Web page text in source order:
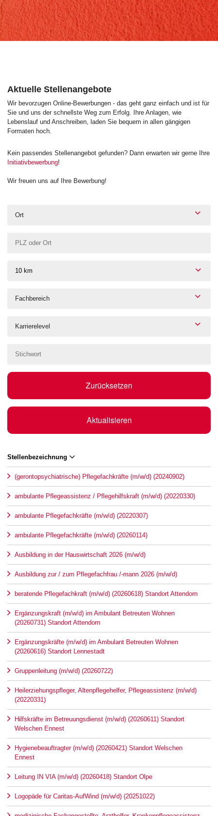
Aktuelle Stellenangebote
Wir bevorzugen Online-Bewerbungen - das geht ganz einfach und ist für
Sie und uns der schnellste Weg zum Erfolg. Ihre Anlagen, wie
Lebenslauf und Anschreiben, laden Sie bequem in allen gängigen
Formaten hoch.
Kein passendes Stellenangebot gefunden? Dann erwarten wir gerne Ihre
Initiativbewerbung!
Wir freuen uns auf Ihre Bewerbung!
Ort
10 km
Fachbereich
Karrierelevel
Zurücksetzen
Aktualisieren
Stellenbezeichnung
(gerontopsychiatrische) Pflegefachkräfte (m/w/d) (20240902)
ambulante Pflegeassistenz / Pflegehilfskraft (m/w/d) (20220330)
ambulante Pflegefachkräfte (m/w/d) (20220307)
ambulante Pflegefachkräfte (m/w/d) (20260114)
Ausbildung in der Hauswirtschaft 2026 (m/w/d)
Ausbildung zur / zum Pflegefachfrau /-mann 2026 (m/w/d)
beratende Pflegefachkraft (m/w/d) (20260618) Standort Attendorn
Ergänzungskraft (m/w/d) im Ambulant Betreuten Wohnen
(20260731) Standort Attendorn
Ergänzungskräfte (m/w/d) im Ambulant Betreuten Wohnen
(20260616) Standort Lennestadt
Gruppenleitung (m/w/d) (20260722)
Heilerziehungspfleger, Altenpflegehelfer, Pflegeassistenz (m/w/d)
(20220331)
Hilfskräfte im Betreuungsdienst (m/w/d) (20260611) Standort
Welschen Ennest
Hygienebeauftragter (m/w/d) (20260421) Standort Welschen
Ennest
Leitung IN VIA (m/w/d) (20260418) Standort Olpe
Logopäde für Caritas-AufWind (m/w/d) (20251022)